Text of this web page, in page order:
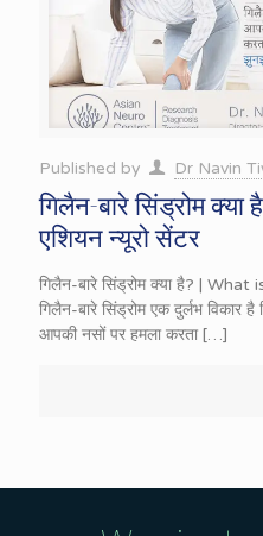
Published by Dr Navin
गिलैन-बारे सिंड्रोम क्या
एशियन न्यूरो सेंटर
गिलैन-बारे सिंड्रोम क्या है? |
गिलैन-बारे सिंड्रोम एक दुर्लभ विकार
आपकी नसों पर हमला करता […]